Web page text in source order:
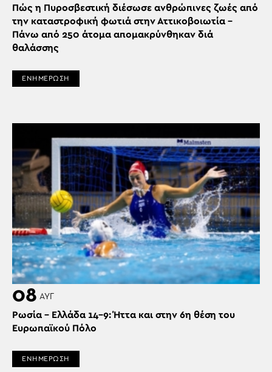
Πώς η Πυροσβεστική διέσωσε ανθρώπινες ζωές από
την καταστροφική φωτιά στην Αττικοβοιωτία –
Πάνω από 250 άτομα απομακρύνθηκαν διά
θαλάσσης
ΕΝΗΜΕΡΩΣΗ
08 ΑΥΓ
Ρωσία – Ελλάδα 14-9: Ήττα και στην 6η θέση του
Ευρωπαϊκού Πόλο
ΕΝΗΜΕΡΩΣΗ